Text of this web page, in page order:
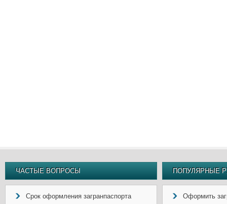
ЧАСТЫЕ ВОПРОСЫ
Срок оформления загранпаспорта
ПОПУЛЯРНЫЕ
Оформить